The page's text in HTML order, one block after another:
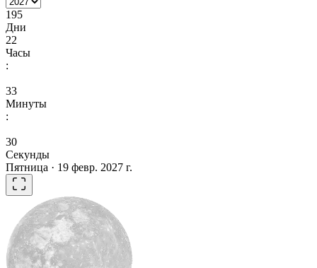
195
Дни
22
Часы
:
33
Минуты
:
30
Секунды
Пятница · 19 февр. 2027 г.